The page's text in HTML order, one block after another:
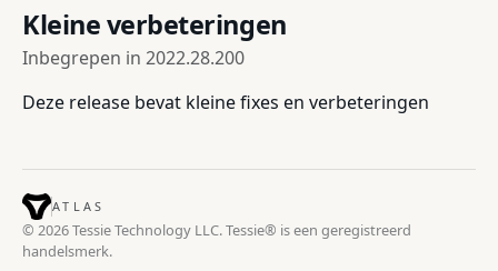
Kleine verbeteringen
Inbegrepen in 2022.28.200
Deze release bevat kleine fixes en verbeteringen
ATLAS
© 2026 Tessie Technology LLC. Tessie® is een geregistreerd
handelsmerk.